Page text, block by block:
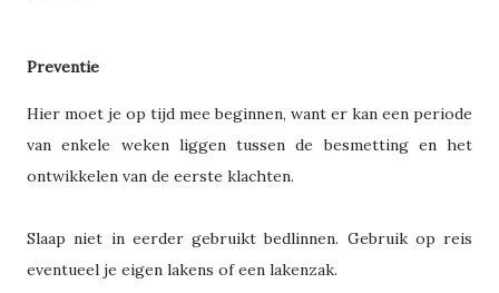
Preventie
Hier moet je op tijd mee beginnen, want er kan een periode
van enkele weken liggen tussen de besmetting en het
ontwikkelen van de eerste klachten.
Slaap niet in eerder gebruikt bedlinnen. Gebruik op reis
eventueel je eigen lakens of een lakenzak.